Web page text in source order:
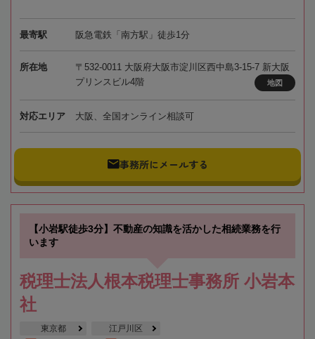
最寄駅 阪急電鉄「南方駅」徒歩1分
所在地
〒532-0011 大阪府大阪市淀川区西中島3-15-7 新大阪
プリンスビル4階
地図
対応エリア 大阪、全国オンライン相談可
事務所にメールする
【小岩駅徒歩3分】不動産の知識を活かした相続業務を行
います
税理士法人根本税理士事務所 小岩本
社
東京都 江戸川区